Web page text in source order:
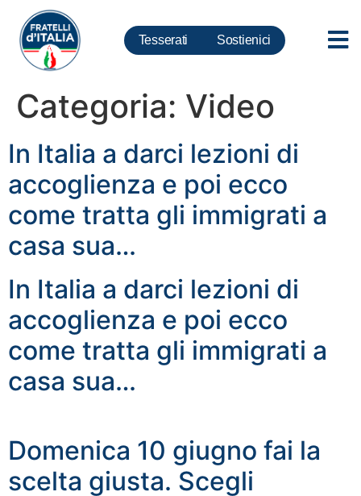
Tesserati Sostienici
Categoria: Video
In Italia a darci lezioni di
accoglienza e poi ecco
come tratta gli immigrati a
casa sua…
In Italia a darci lezioni di
accoglienza e poi ecco
come tratta gli immigrati a
casa sua…
Domenica 10 giugno fai la
scelta giusta. Scegli